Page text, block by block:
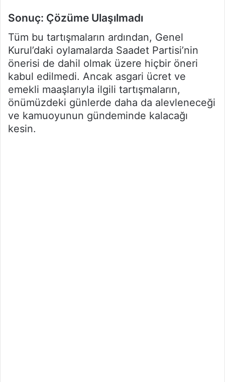
Sonuç: Çözüme Ulaşılmadı
Tüm bu tartışmaların ardından, Genel
Kurul’daki oylamalarda Saadet Partisi’nin
önerisi de dahil olmak üzere hiçbir öneri
kabul edilmedi. Ancak asgari ücret ve
emekli maaşlarıyla ilgili tartışmaların,
önümüzdeki günlerde daha da alevleneceği
ve kamuoyunun gündeminde kalacağı
kesin.